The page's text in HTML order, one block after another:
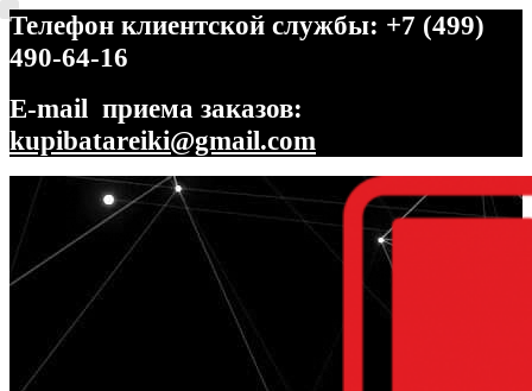
Телефон клиентской службы: +7 (499)
490-64-16
E-mail приема заказов:
kupibatareiki@gmail.com
Перейти
навигации
Перейти
содержимому